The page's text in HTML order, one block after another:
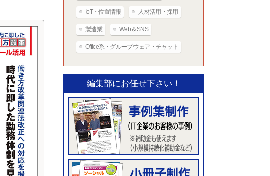
IoT・位置情報 人材活用・採用
製造業 Web＆SNS
Office系・グループウェア・チャット
編集部にお任せ下さい！